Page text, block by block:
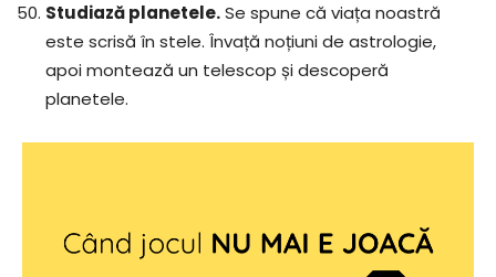
Studiază planetele.Se spune că viața noastră
este scrisă în stele. Învață noțiuni de astrologie,
apoi montează un telescop și descoperă
planetele.